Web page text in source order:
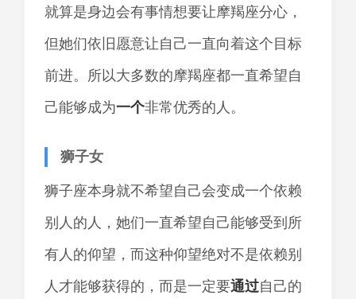
就算是身边会有事情想要让摩羯座分心，
但她们依旧愿意让自己一直向着这个目标
前进。所以大多数的摩羯座都一直希望自
己能够成为一个非常优秀的人。
狮子女
狮子座本身就不希望自己会变成一个依赖
别人的人，她们一直希望自己能够受到所
有人的仰望，而这种仰望绝对不是依赖别
人才能够获得的，而是一定要通过自己的